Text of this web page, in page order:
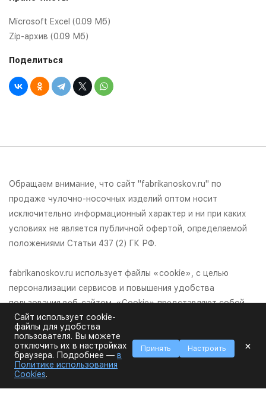
Microsoft Excel (0.09 Мб)
Zip-архив (0.09 Мб)
Поделиться
Обращаем внимание, что сайт "fabrikanoskov.ru" по
продаже чулочно-носочных изделий оптом носит
исключительно информационный характер и ни при каких
условиях не является публичной офертой, определяемой
положениями Статьи 437 (2) ГК РФ.
fabrikanoskov.ru использует файлы «cookie», с целью
персонализации сервисов и повышения удобства
пользования веб-сайтом. «Cookie» представляют собой
небольшие файлы, содержащие информацию о
предыдущих посещениях веб-сайта. Если вы не хотите
использовать файлы «cookie», измените настройки
браузера.
Сайт использует cookie-
файлы для удобства
пользователя. Вы можете
отключить их в настройках
браузера. Подробнее — в
Политике использования
Cookies.
Принять Настроить ×